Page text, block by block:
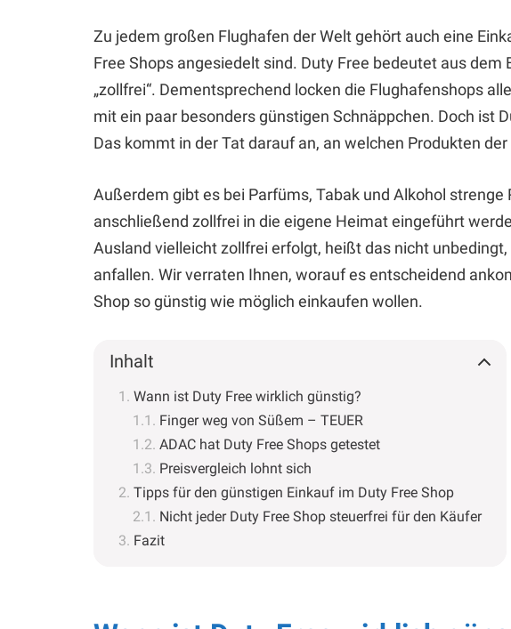
Zu jedem großen Flughafen der Welt gehört auch eine
Free Shops angesiedelt sind. Duty Free bedeutet aus dem
„zollfrei“. Dementsprechend locken die Flughafenshops
mit ein paar besonders günstigen Schnäppchen. Doch ist
Das kommt in der Tat darauf an, an welchen Produkten
Außerdem gibt es bei Parfüms, Tabak und Alkohol strenge
anschließend zollfrei in die eigene Heimat eingeführt
Ausland vielleicht zollfrei erfolgt, heißt das nicht
anfallen. Wir verraten Ihnen, worauf es entscheidend
Shop so günstig wie möglich einkaufen wollen.
Inhalt
Wann ist Duty Free wirklich günstig?
Finger weg von Süßem – TEUER
ADAC hat Duty Free Shops getestet
Preisvergleich lohnt sich
Tipps für den günstigen Einkauf im Duty Free Shop
Nicht jeder Duty Free Shop steuerfrei für den Käufer
Fazit